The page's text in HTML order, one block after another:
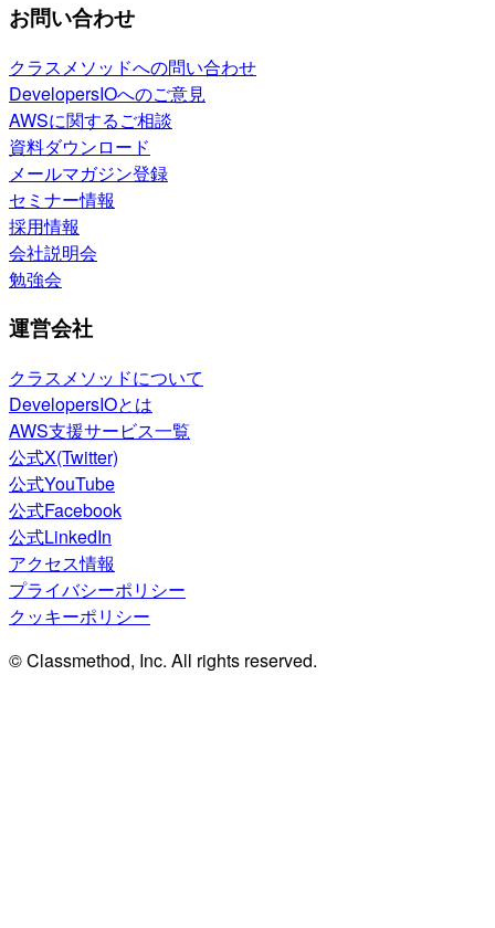
お問い合わせ
クラスメソッドへの問い合わせ
DevelopersIOへのご意見
AWSに関するご相談
資料ダウンロード
メールマガジン登録
セミナー情報
採用情報
会社説明会
勉強会
運営会社
クラスメソッドについて
DevelopersIOとは
AWS支援サービス一覧
公式X(Twitter)
公式YouTube
公式Facebook
公式LinkedIn
アクセス情報
プライバシーポリシー
クッキーポリシー
© Classmethod, Inc. All rights reserved.